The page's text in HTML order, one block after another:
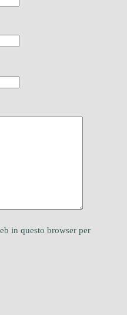
in questo browser per